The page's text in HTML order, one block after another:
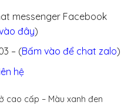
messenger Facebook
đây)
– (Bấm vào để chat zalo)
hệ
cao cấp – Màu xanh đen